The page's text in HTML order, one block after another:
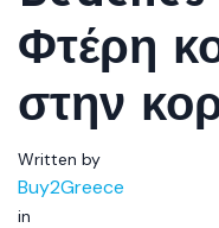
Φτέρη
στην
Written by
Buy2Greece
in